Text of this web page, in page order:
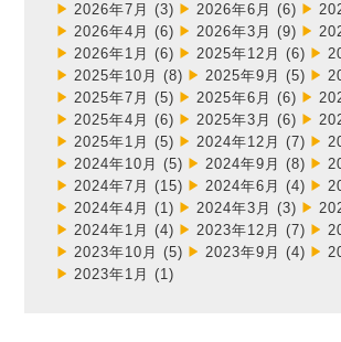
2026年7月 (3) 2026年6月 (6)
2026年4月
(6) 2026年3月 (9)
2026年1月
(6) 2025年12月 (6)
2025年10月
(8) 2025年9月 (5)
2025年7月
(5) 2025年6月 (6)
2025年4月
(6) 2025年3月 (6)
2025年1月
(5) 2024年12月 (7)
2024年10月
(5) 2024年9月 (8)
2024年7月
(15) 2024年6月 (4)
2024年4月
(1) 2024年3月 (3)
2024年1月
(4) 2023年12月 (7)
2023年10月
(5) 2023年9月 (4)
2023年1月
(1)